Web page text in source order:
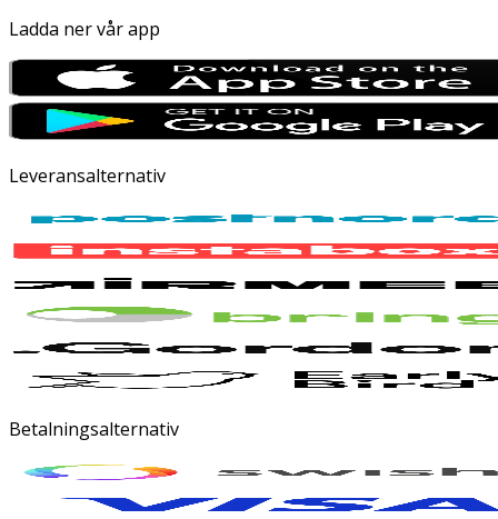
Ladda ner vår app
Leveransalternativ
Betalningsalternativ